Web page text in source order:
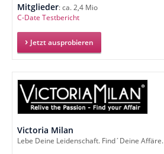
Mitglieder: ca. 2,4 Mio
C-Date Testbericht
Jetzt ausprobieren
Victoria Milan
Lebe Deine Leidenschaft. Find´Deine Affäre.